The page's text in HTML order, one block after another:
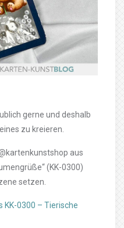
gerne und deshalb
zu kreieren.
aus
(KK-0300)
setzen.
KK-0300 – Tierische